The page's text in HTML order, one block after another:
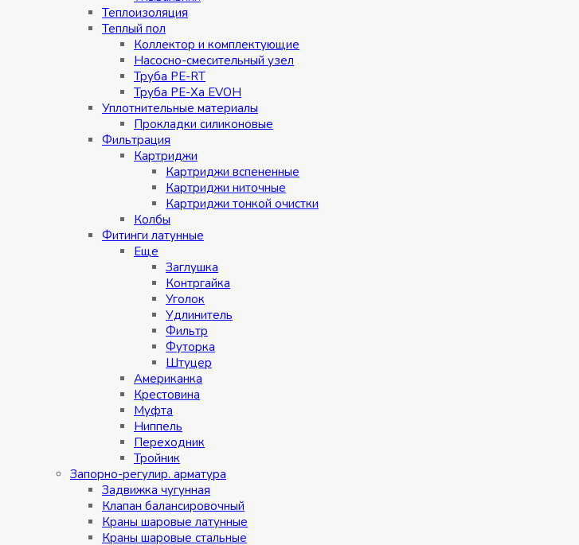
Теплоизоляция
Теплый пол
Коллектор и комплектующие
Насосно-смесительный узел
Труба PE-RT
Труба PE-Xa EVOH
Уплотнительные материалы
Прокладки силиконовые
Фильтрация
Картриджи
Картриджи вспененные
Картриджи ниточные
Картриджи тонкой очистки
Колбы
Фитинги латунные
Eщe
Заглушка
Контргайка
Уголок
Удлинитель
Фильтр
Футорка
Штуцер
Американка
Крестовина
Муфта
Ниппель
Переходник
Тройник
Запорно-регулир. арматура
Задвижка чугунная
Клапан балансировочный
Краны шаровые латунные
Краны шаровые стальные